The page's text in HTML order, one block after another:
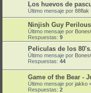
Los huevos de
Último mensaje por 88flak
Ninjish Guy
Último mensaje por
Respuestas: 9
Peliculas de los
Último mensaje por
Respuestas: 44
Game of the Bear -
Último mensaje por jakko
Respuestas: 2